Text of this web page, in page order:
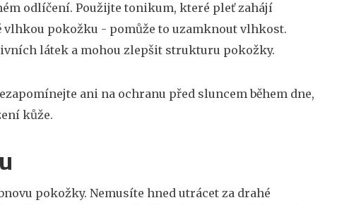
odlíčení. Použijte tonikum, které pleť zahájí
pokožku - pomůže to uzamknout vlhkost.
látek a mohou zlepšit strukturu pokožky.
ani na ochranu před sluncem během dne,
kůže.
pokožky. Nemusíte hned utrácet za drahé